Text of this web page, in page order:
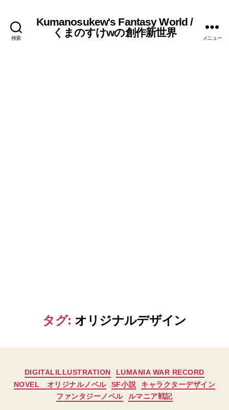
検索
Kumanosukew's Fantasy World /
くまのすけwの創作新世界
メニュー
タグ: オリジナルデザイン
カ
テ
ゴ
リ
DIGITALILLUSTRATION
LUMANIA WAR RECORD
NOVEL オリジナルノベル
SF小説
キャラクターデザイン
ファンタジーノベル
ルマニア戦記